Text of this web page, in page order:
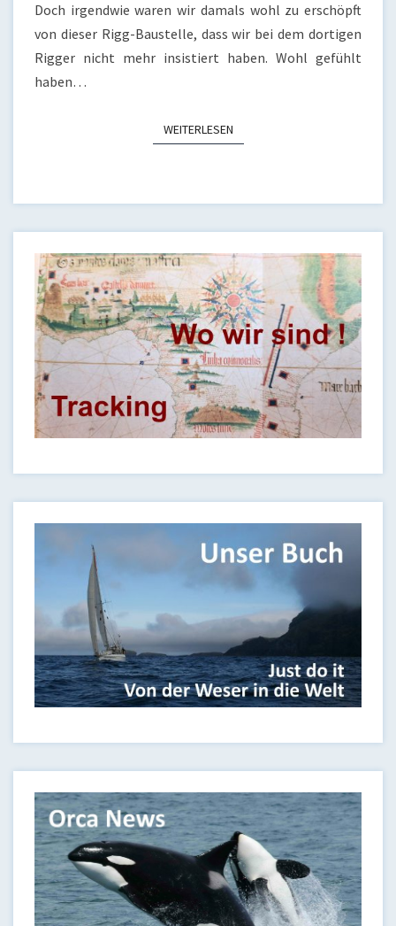
Doch irgendwie waren wir damals wohl zu erschöpft
von dieser Rigg-Baustelle, dass wir bei dem dortigen
Rigger nicht mehr insistiert haben. Wohl gefühlt
haben…
WEITERLESENWEITERLESEN